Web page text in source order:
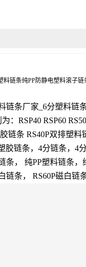
链条纯PP防静电塑料滚子
链条厂家_6分塑料
RSP40 RSP60
链条 RS40P双排塑
胶链条，4分链条，
， 纯PP塑料链条
条， RS60P磁白链条